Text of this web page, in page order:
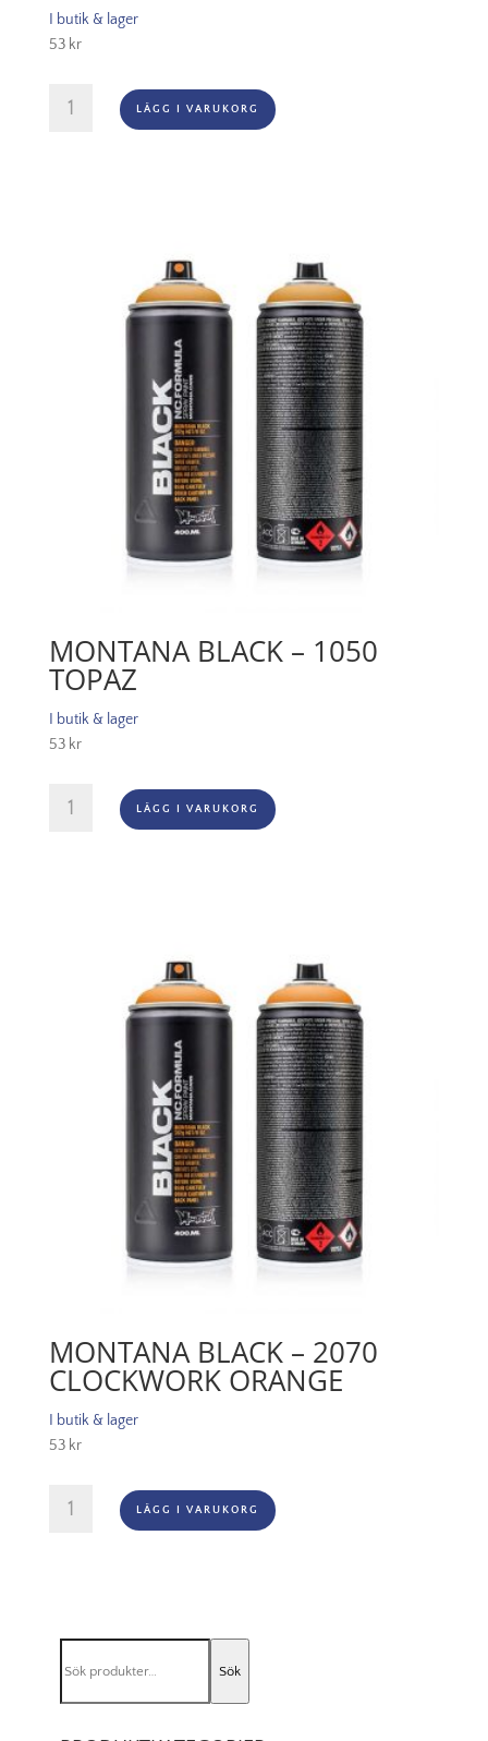
I butik & lager
53 kr
Black
LÄGG I VARUKORG
MONTANA BLACK – 1050
TOPAZ
I butik & lager
53 kr
Montana
Black
LÄGG I VARUKORG
MONTANA BLACK – 2070
CLOCKWORK ORANGE
I butik & lager
53 kr
Black
mängd
LÄGG I VARUKORG
efter:
Sök